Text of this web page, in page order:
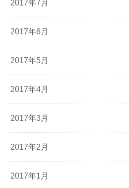
2017年7月
2017年6月
2017年5月
2017年4月
2017年3月
2017年2月
2017年1月